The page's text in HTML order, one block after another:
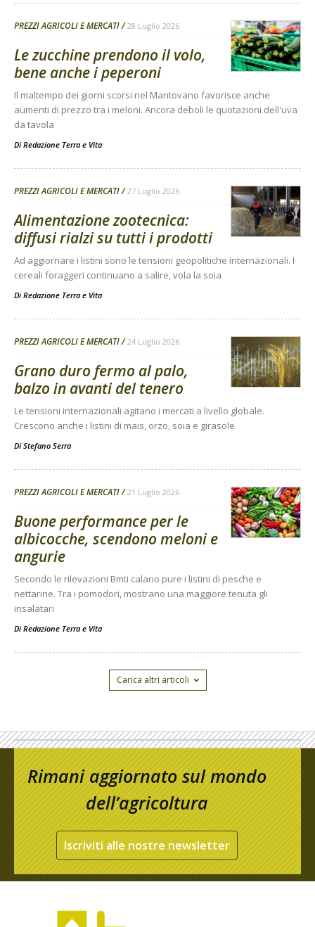
PREZZI AGRICOLI E MERCATI 28 Luglio 2026
Le zucchine prendono il volo,
bene anche i peperoni
Il maltempo dei giorni scorsi nel Mantovano favorisce anche
aumenti di prezzo tra i meloni. Ancora deboli le quotazioni dell'uva
da tavola
Di Redazione Terra e Vita
PREZZI AGRICOLI E MERCATI 27 Luglio 2026
Alimentazione zootecnica:
diffusi rialzi su tutti i prodotti
Ad aggiornare i listini sono le tensioni geopolitiche internazionali. I
cereali foraggeri continuano a salire, vola la soia
Di Redazione Terra e Vita
PREZZI AGRICOLI E MERCATI 24 Luglio 2026
Grano duro fermo al palo,
balzo in avanti del tenero
Le tensioni internazionali agitano i mercati a livello globale.
Crescono anche i listini di mais, orzo, soia e girasole
Di Stefano Serra
PREZZI AGRICOLI E MERCATI 21 Luglio 2026
Buone performance per le
albicocche, scendono meloni e
angurie
Secondo le rilevazioni Bmti calano pure i listini di pesche e
nettarine. Tra i pomodori, mostrano una maggiore tenuta gli
insalatari
Di Redazione Terra e Vita
Carica altri articoli
Rimani aggiornato sul mondo
dell’agricoltura
Iscriviti alle nostre newsletter